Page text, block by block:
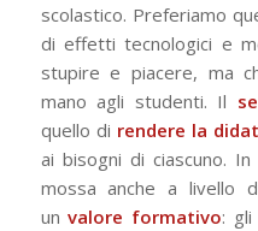
scolastico. Preferiamo
di effetti tecnologici e
stupire e piacere, ma
mano agli studenti. Il
quello di rendere la
ai bisogni di ciascuno.
mossa anche a livello
unvalore formativo: